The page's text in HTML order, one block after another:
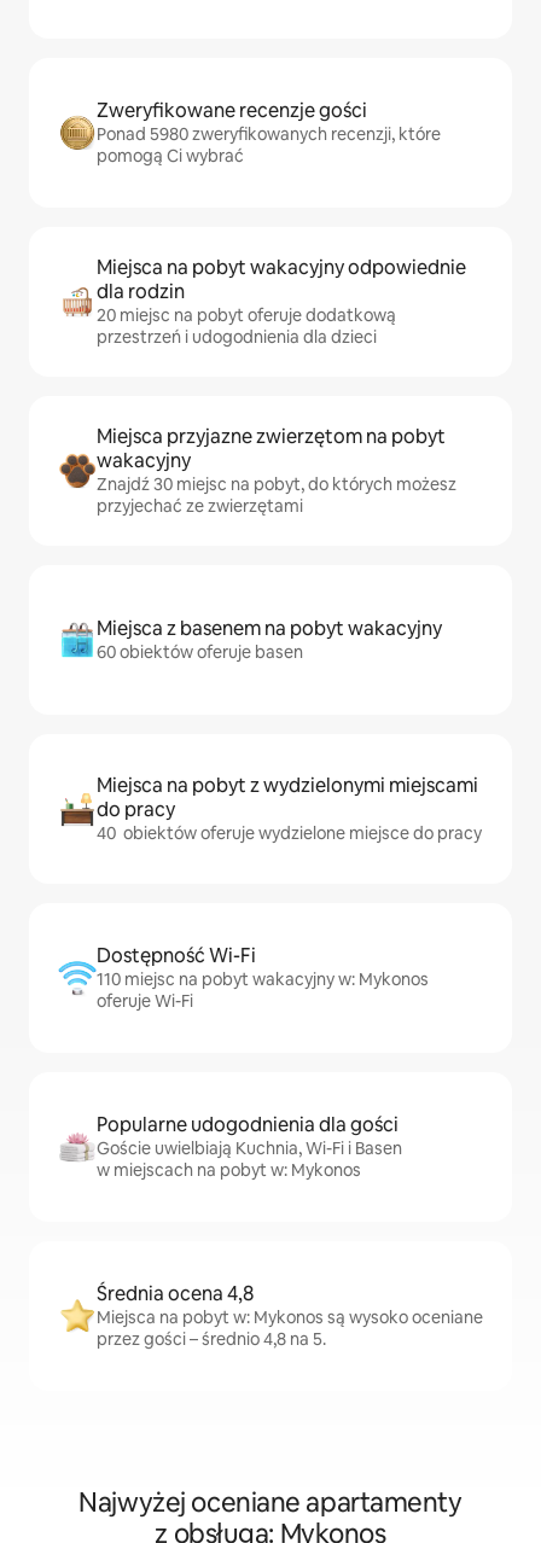
Zweryfikowane recenzje gości
Ponad 5980 zweryfikowanych recenzji, które
pomogą Ci wybrać
Miejsca na pobyt wakacyjny odpowiednie
dla rodzin
20 miejsc na pobyt oferuje dodatkową
przestrzeń i udogodnienia dla dzieci
Miejsca przyjazne zwierzętom na pobyt
wakacyjny
Znajdź 30 miejsc na pobyt, do których możesz
przyjechać ze zwierzętami
Miejsca z basenem na pobyt wakacyjny
60 obiektów oferuje basen
Miejsca na pobyt z wydzielonymi miejscami
do pracy
40 obiektów oferuje wydzielone miejsce do pracy
Dostępność Wi-Fi
110 miejsc na pobyt wakacyjny w: Mykonos
oferuje Wi-Fi
Popularne udogodnienia dla gości
Goście uwielbiają Kuchnia, Wi-Fi i Basen
w miejscach na pobyt w: Mykonos
Średnia ocena 4,8
Miejsca na pobyt w: Mykonos są wysoko oceniane
przez gości – średnio 4,8 na 5.
Najwyżej oceniane apartamenty
z obsługą: Mykonos